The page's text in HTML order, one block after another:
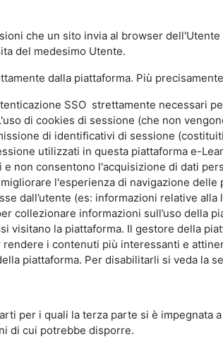
che un sito invia al browser
del medesimo Utente.
dalla piattaforma. Più
SSO strettamente necessari
di cookies di sessione (che non
di identificativi di sessione
utilizzati in questa piattaforma e-
non consentono l'acquisizione di dati
l'esperienza di navigazione
dall’utente (es: informazioni relative alla
collezionare informazioni sull’uso della
visitano la piattaforma. Il gestore della
i contenuti più interessanti e
piattaforma. Per disabilitarli si veda la
per i quali la terza parte si è
di cui potrebbe disporre.